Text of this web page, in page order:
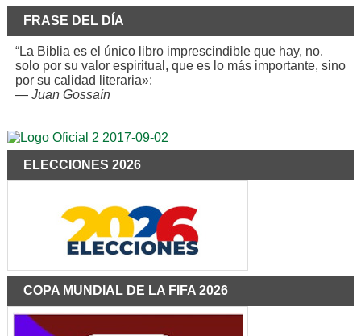
FRASE DEL DÍA
“La Biblia es el único libro imprescindible que hay, no.
solo por su valor espiritual, que es lo más importante, sino
por su calidad literaria»:
— Juan Gossaín
ELECCIONES 2026
COPA MUNDIAL DE LA FIFA 2026